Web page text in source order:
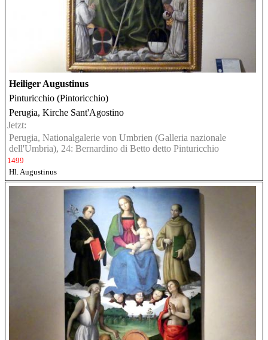
Heiliger Augustinus
Pinturicchio (Pintoricchio)
Perugia, Kirche Sant'Agostino
Jetzt:
Perugia, Nationalgalerie von Umbrien (Galleria nazionale
dell'Umbria), 24: Bernardino di Betto detto Pinturicchio
1499
Hl. Augustinus